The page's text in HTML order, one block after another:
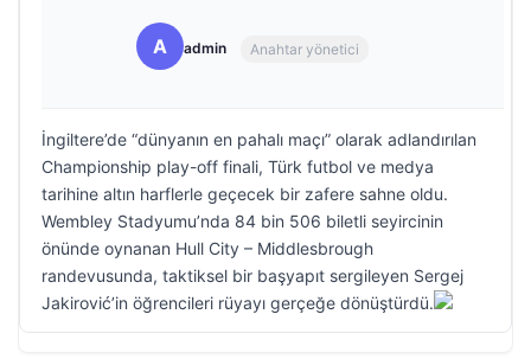
A admin Anahtar yönetici
İngiltere’de “dünyanın en pahalı maçı” olarak adlandırılan
Championship play-off finali, Türk futbol ve medya
tarihine altın harflerle geçecek bir zafere sahne oldu.
Wembley Stadyumu’nda 84 bin 506 biletli seyircinin
önünde oynanan Hull City – Middlesbrough
randevusunda, taktiksel bir başyapıt sergileyen Sergej
Jakirović’in öğrencileri rüyayı gerçeğe dönüştürdü.